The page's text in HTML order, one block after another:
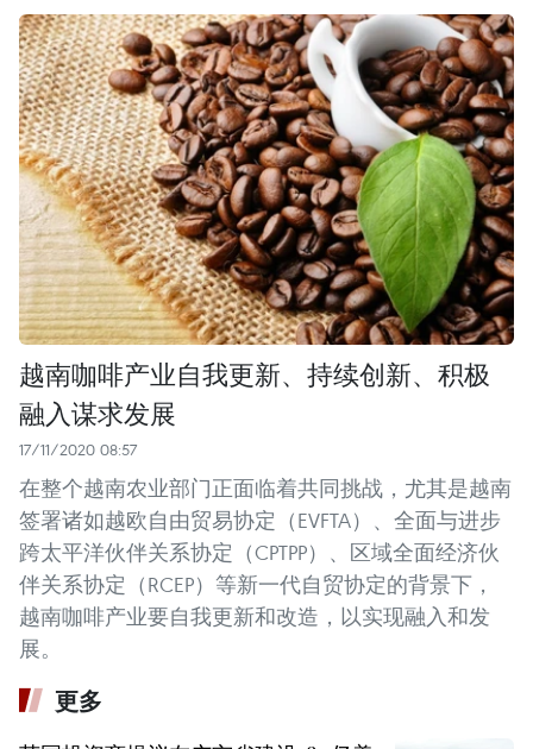
越南咖啡产业自我更新、持续创新、积极
融入谋求发展
17/11/2020 08:57
在整个越南农业部门正面临着共同挑战，尤其是越南
签署诸如越欧自由贸易协定（EVFTA）、全面与进步
跨太平洋伙伴关系协定（CPTPP）、区域全面经济伙
伴关系协定（RCEP）等新一代自贸协定的背景下，
越南咖啡产业要自我更新和改造，以实现融入和发
展。
更多